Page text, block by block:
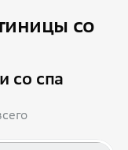
со
со спа